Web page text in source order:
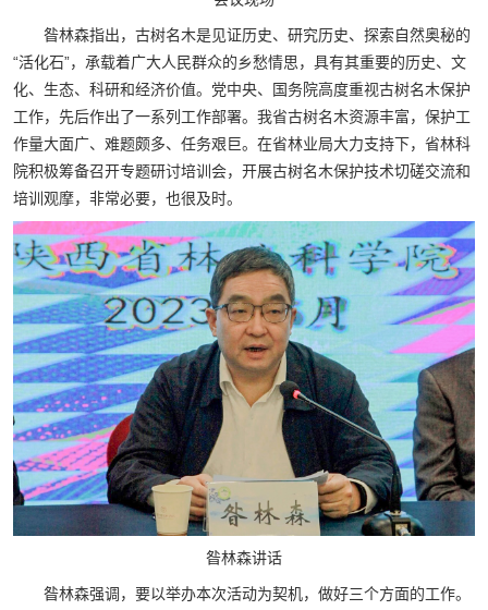
昝林森指出，古树名木是见证历史、研究历史、探索自然奥秘的
“活化石”，承载着广大人民群众的乡愁情思，具有其重要的历史、文
化、生态、科研和经济价值。党中央、国务院高度重视古树名木保护
工作，先后作出了一系列工作部署。我省古树名木资源丰富，保护工
作量大面广、难题颇多、任务艰巨。在省林业局大力支持下，省林科
院积极筹备召开专题研讨培训会，开展古树名木保护技术切磋交流和
培训观摩，非常必要，也很及时。
昝林森讲话
昝林森强调，要以举办本次活动为契机，做好三个方面的工作。